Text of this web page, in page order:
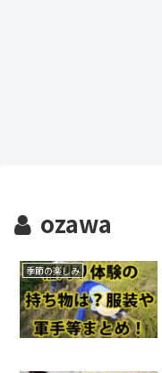
ozawa
季節の楽しみ